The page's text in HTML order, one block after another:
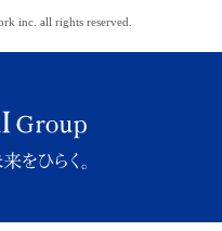
みませんか
配信中！
inc. all rights reserved.